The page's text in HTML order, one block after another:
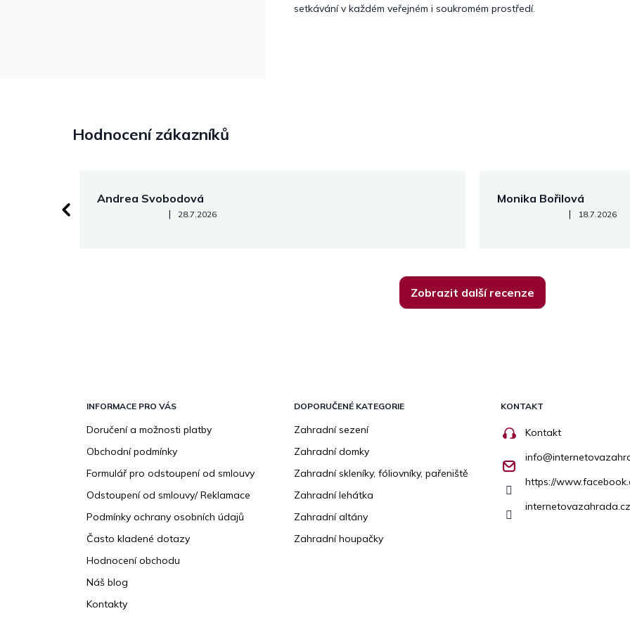
setkávání v každém veřejném i soukromém prostředí.
Hodnocení zákazníků
Andrea Svobodová
Hodnocení obchodu je 5 z 5 hvězdiček.
| 28.7.2026
Monika Bořilová
Hodnocení obchodu je 5 z
| 18.7.2026
Zobrazit další recenze
INFORMACE PRO VÁS
Doručení a možnosti platby
Obchodní podmínky
Formulář pro odstoupení od smlouvy
Odstoupení od smlouvy/ Reklamace
Podmínky ochrany osobních údajů
Často kladené dotazy
Hodnocení obchodu
Náš blog
Kontakty
DOPORUČENÉ KATEGORIE
Zahradní sezení
Zahradní domky
Zahradní skleníky, fóliovníky, pařeniště
Zahradní lehátka
Zahradní altány
Zahradní houpačky
KONTAKT
Kontakt
info@
https://